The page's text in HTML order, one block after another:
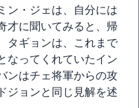
ン・ジェは、自分には
才に聞いてみると、帰
タギョンは、これまで
なってくれていたイン
ンはチェ将軍からの攻
ジョンと同じ見解を述